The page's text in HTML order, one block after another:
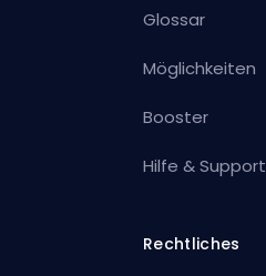
Glossar
Möglichkeiten
Booster
Hilfe & Support
Rechtliches